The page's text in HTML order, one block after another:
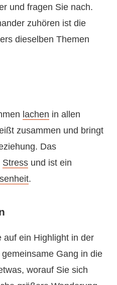
und fragen Sie nach.
zuhören ist die
dieselben Themen
lachen in allen
zusammen und bringt
Das
Stress und ist ein
.
auf ein Highlight in der
Gang in die
worauf Sie sich